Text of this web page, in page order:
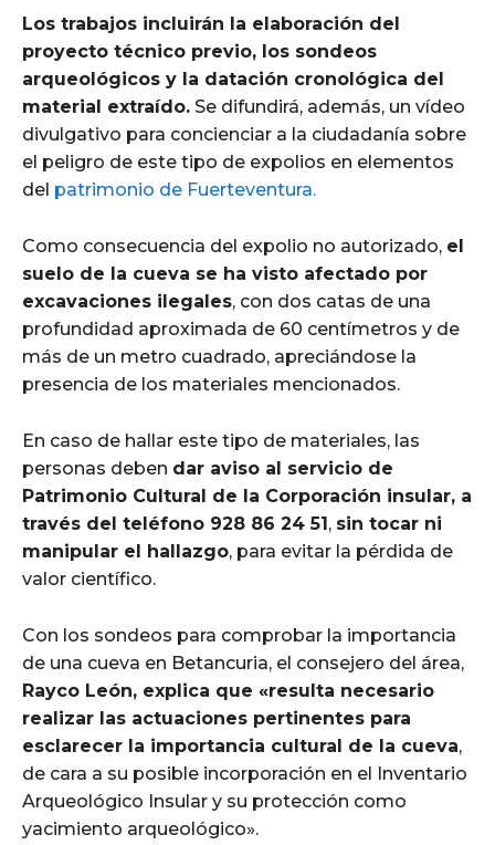
Los trabajos incluirán la elaboración del
proyecto técnico previo, los sondeos
arqueológicos y la datación cronológica del
material extraído. Se difundirá, además, un vídeo
divulgativo para concienciar a la ciudadanía sobre
el peligro de este tipo de expolios en elementos
del patrimonio de Fuerteventura.
Como consecuencia del expolio no autorizado, el
suelo de la cueva se ha visto afectado por
excavaciones ilegales, con dos catas de una
profundidad aproximada de 60 centímetros y de
más de un metro cuadrado, apreciándose la
presencia de los materiales mencionados.
En caso de hallar este tipo de materiales, las
personas deben dar aviso al servicio de
Patrimonio Cultural de la Corporación insular, a
través del teléfono 928 86 24 51, sin tocar ni
manipular el hallazgo, para evitar la pérdida de
valor científico.
Con los sondeos para comprobar la importancia
de una cueva en Betancuria, el consejero del área,
Rayco León, explica que «resulta necesario
realizar las actuaciones pertinentes para
esclarecer la importancia cultural de la cueva,
de cara a su posible incorporación en el Inventario
Arqueológico Insular y su protección como
yacimiento arqueológico».